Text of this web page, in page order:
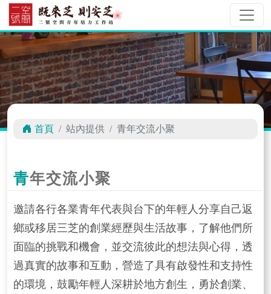
首頁 站內提供 青年交流小聚
青年交流小聚
邀請各行各業青年代表與台下的年輕人分享自己返
鄉或移居三芝的創業經歷與生活故事，了解他們所
面臨的挑戰和機會，並交流彼此的想法與心得，透
過真實的故事和互動，營造了具有啟發性和支持性
的環境，鼓勵年輕人深耕於地方創生，勇於創業、